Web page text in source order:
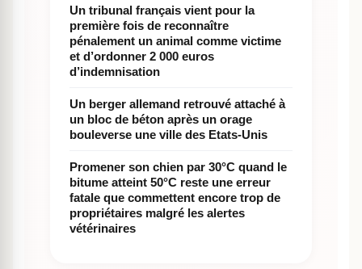
Un tribunal français vient pour la
première fois de reconnaître
pénalement un animal comme victime
et d’ordonner 2 000 euros
d’indemnisation
Un berger allemand retrouvé attaché à
un bloc de béton après un orage
bouleverse une ville des Etats-Unis
Promener son chien par 30°C quand le
bitume atteint 50°C reste une erreur
fatale que commettent encore trop de
propriétaires malgré les alertes
vétérinaires